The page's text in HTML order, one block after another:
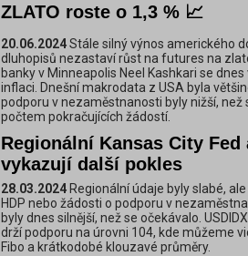
ZLATO roste o 1,3 % 📈
20.06.2024Stále silný výnos amerického
dluhopisů nezastaví růst na futures na
banky v Minneapolis Neel Kashkari se
inflaci. Dnešní makrodata z USA byla
podporu v nezaměstnanosti byly nižší, než
počtem pokračujících žádostí.
Regionální Kansas City Fed
vykazují další pokles
28.03.2024 Regionální údaje byly slabé,
HDP nebo žádosti o podporu v
byly dnes silnější, než se očekávalo.
drží podporu na úrovni 104, kde můžeme
Fibo a krátkodobé klouzavé průměry.